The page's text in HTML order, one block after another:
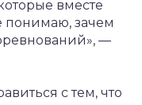
вместе
понимаю, зачем
—
с тем, что